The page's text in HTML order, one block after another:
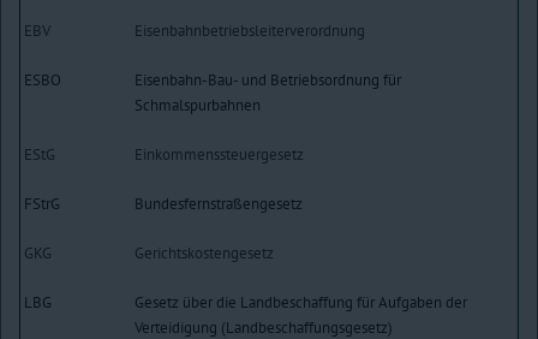
EBV Eisenbahnbetriebsleiterverordnung
ESBO
Eisenbahn-Bau- und Betriebsordnung für
Schmalspurbahnen
EStG Einkommenssteuergesetz
FStrG Bundesfernstraßengesetz
GKG Gerichtskostengesetz
LBG
Gesetz über die Landbeschaffung für Aufgaben der
Verteidigung (Landbeschaffungsgesetz)